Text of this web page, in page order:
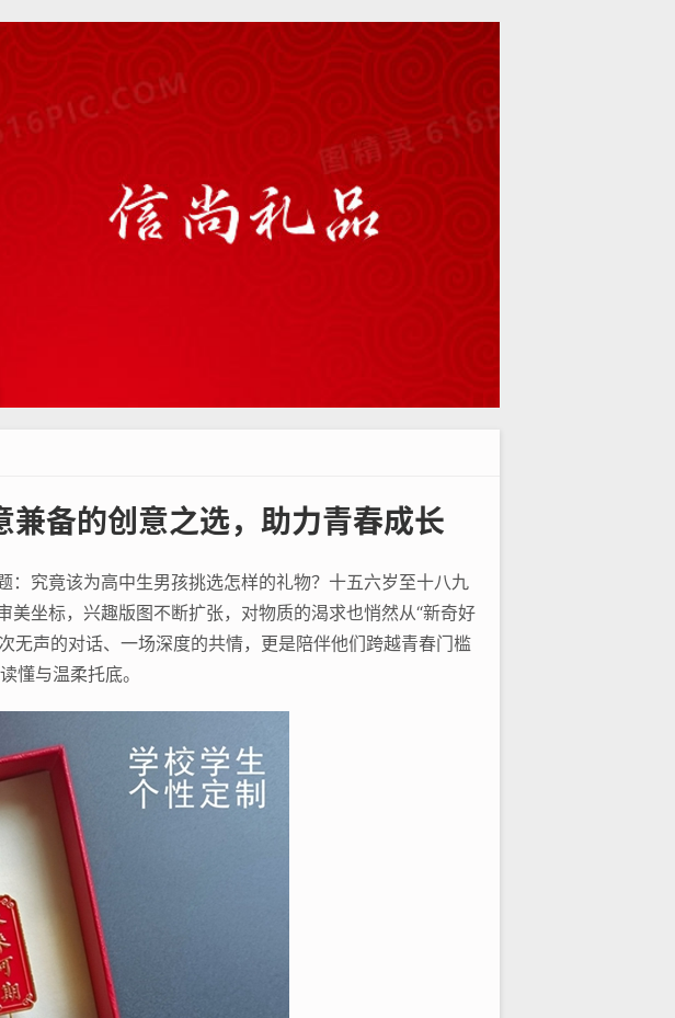
备的创意之选，助力青春成长
究竟该为高中生男孩挑选怎样的礼物？十五六岁至十八九
坐标，兴趣版图不断扩张，对物质的渴求也悄然从“新奇好
无声的对话、一场深度的共情，更是陪伴他们跨越青春门槛
懂与温柔托底。